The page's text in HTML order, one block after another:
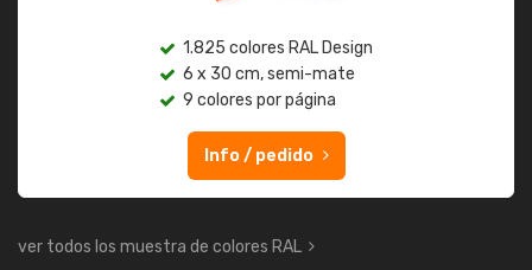
1.825 colores RAL Design
6 x 30 cm, semi-mate
9 colores por página
Info / pedido
ver todos los muestra de colores RAL